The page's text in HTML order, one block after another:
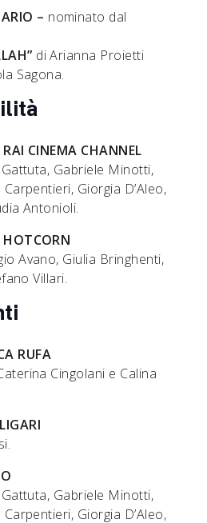
– nominato dal
di Arianna Proietti
Sagona.
RAI CINEMA CHANNEL
Gabriele Minotti,
Giorgia D’Aleo,
Antonioli.
HOTCORN
Avano, Giulia Bringhenti,
Villari.
RUFA
Cingolani e Calina
Gabriele Minotti,
Giorgia D’Aleo,